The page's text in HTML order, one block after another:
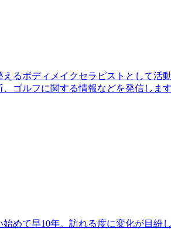
るボディメイクセラピストとして活
ゴルフに関する情報などを発信します
めて早10年。訪れる度に変化が目